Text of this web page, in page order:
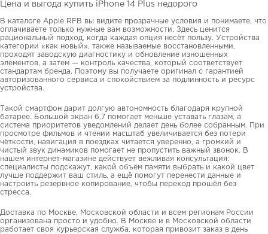
Цена и выгода купить iPhone 14 Plus недорого
В каталоге Apple RFB вы видите прозрачные условия и понимаете, что
оплачиваете только нужные вам возможности. Здесь ценится
рациональный подход, когда каждая опция несёт пользу. Устройства
категории «как новый», также называемые восстановленными,
проходят заводскую диагностику и обновление изношенных
элементов, а затем — контроль качества, который соответствует
стандартам бренда. Поэтому вы получаете оригинал с гарантией
авторизованного сервиса и спокойствием за подлинность и ресурс
устройства.
Такой смартфон дарит долгую автономность благодаря крупной
батарее. Большой экран 6,7 помогает меньше уставать глазам, а
система приоритетов уведомлений делает день более собранным. При
просмотре фильмов и чтении масштаб увеличивается без потери
чёткости, навигация в поездках читается уверенно, а громкий и
чистый звук динамиков помогает не пропустить важный звонок. В
нашем интернет-магазине действует вежливая консультация:
специалисты подскажут, какой объём памяти выбрать и какой цвет
лучше поддержит ваш стиль, а ещё помогут перенести данные и
настроить резервное копирование, чтобы переход прошёл без
стресса.
Доставка по Москве, Московской области и всем регионам России
организована просто и удобно. В Москве и в Московской области
работает своя курьерская служба, которая привозит заказ в день